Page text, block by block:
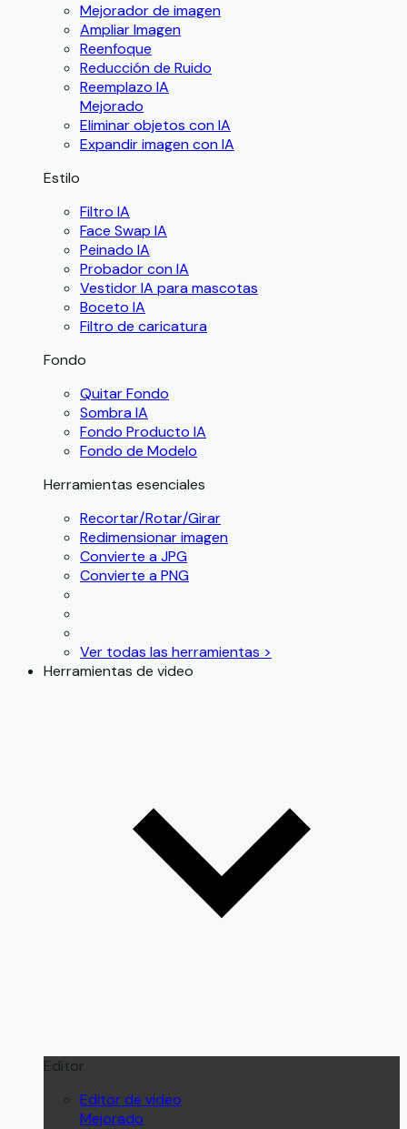
Mejorador de imagen
Ampliar Imagen
Reenfoque
Reducción de Ruido
Reemplazo IA
Mejorado
Eliminar objetos con IA
Expandir imagen con IA
Estilo
Filtro IA
Face Swap IA
Peinado IA
Probador con IA
Vestidor IA para mascotas
Boceto IA
Filtro de caricatura
Fondo
Quitar Fondo
Sombra IA
Fondo Producto IA
Fondo de Modelo
Herramientas esenciales
Recortar/Rotar/Girar
Redimensionar imagen
Convierte a JPG
Convierte a PNG
Ver todas las herramientas >
Herramientas de video
Editor
Editor de video
Mejorado